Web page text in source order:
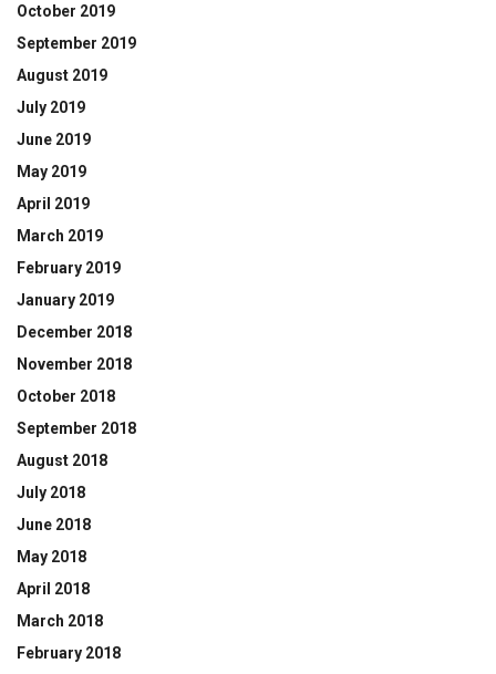
October 2019
September 2019
August 2019
July 2019
June 2019
May 2019
April 2019
March 2019
February 2019
January 2019
December 2018
November 2018
October 2018
September 2018
August 2018
July 2018
June 2018
May 2018
April 2018
March 2018
February 2018